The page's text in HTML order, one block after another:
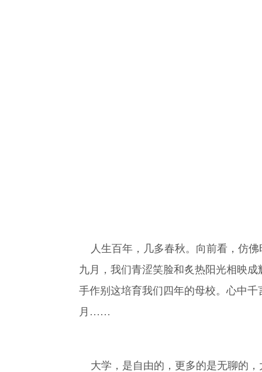
人生百年，几多春秋。向前看，仿佛
九月，我们青涩笑脸和炙热阳光相映
手作别这培育我们四年的母校。心中
月……
大学，是自由的，更多的是无聊的，